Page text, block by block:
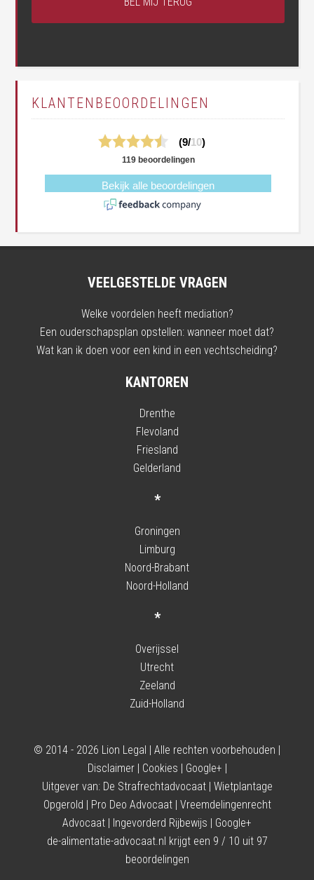
KLANTENBEOORDELINGEN
(9/10)
119 beoordelingen
Bekijk alle beoordelingen
VEELGESTELDE VRAGEN
Welke voordelen heeft mediation?
Een ouderschapsplan opstellen: wanneer moet dat?
Wat kan ik doen voor een kind in een vechtscheiding?
KANTOREN
Drenthe
Flevoland
Friesland
Gelderland
*
Groningen
Limburg
Noord-Brabant
Noord-Holland
*
Overijssel
Utrecht
Zeeland
Zuid-Holland
© 2014 - 2026 Lion Legal | Alle rechten voorbehouden |
Disclaimer| Cookies | Google+ |
Uitgever van: De Strafrechtadvocaat| Wietplantage
Opgerold | Pro Deo Advocaat| Vreemdelingenrecht
Advocaat | Ingevorderd Rijbewijs | Google+
de-alimentatie-advocaat.nl krijgt een 9 / 10 uit 97
beoordelingen